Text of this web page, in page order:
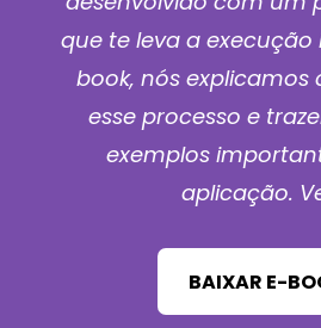
que te leva a execução
book, nós
esse processo e
exemplos
aplicação.
BAIXAR E-